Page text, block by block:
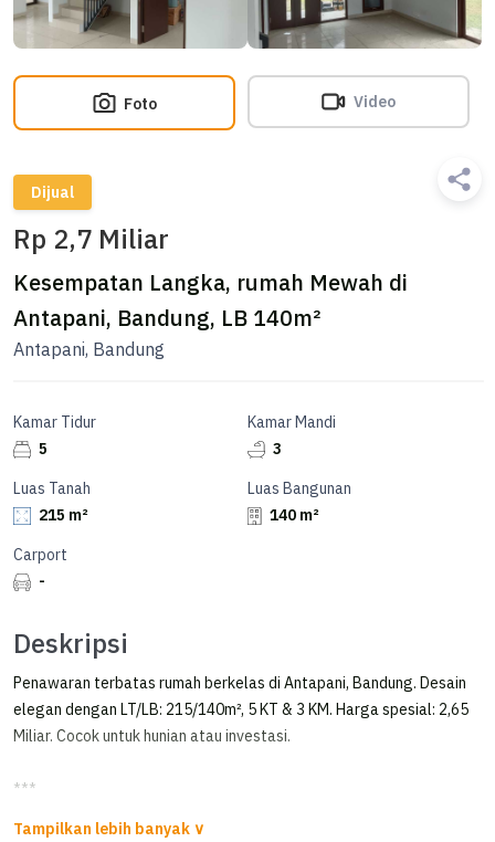
Foto Video
Dijual
Rp 2,7 Miliar
Kesempatan Langka, rumah Mewah di
Antapani, Bandung, LB 140m²
Antapani, Bandung
Kamar Tidur
5
Kamar Mandi
3
Luas Tanah
215 m²
Luas Bangunan
140 m²
Carport
-
Deskripsi
Penawaran terbatas rumah berkelas di Antapani, Bandung. Desain
elegan dengan LT/LB: 215/140m², 5 KT & 3 KM. Harga spesial: 2,65
Miliar. Cocok untuk hunian atau investasi.
***